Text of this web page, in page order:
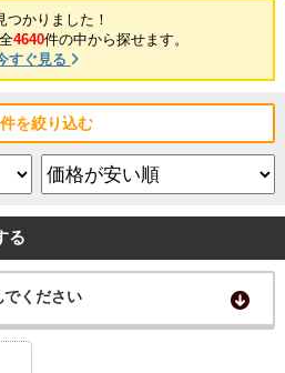
つかりました！
4640件の中から探せます。
すぐ見る
を絞り込む
る
でください